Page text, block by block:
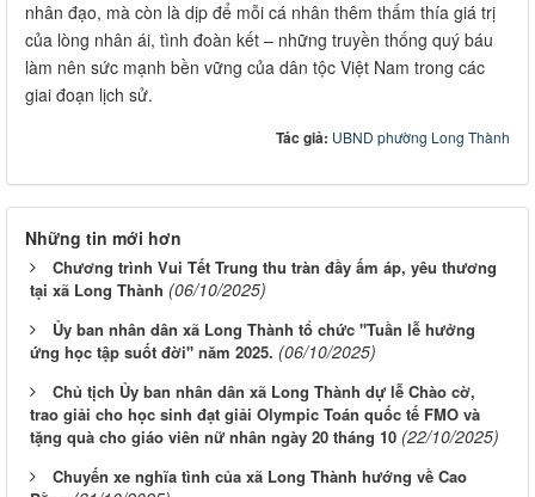
Những tin mới hơn
Ủy ban nhân dân xã Long Thành tổ chức "Tuần lễ hưởng
ứng học tập suốt đời" năm 2025. (06/10/2025)
Chủ tịch Ủy ban nhân dân xã Long Thành dự lễ Chào cờ,
trao giải cho học sinh đạt giải Olympic Toán quốc tế FMO và
tặng quà cho giáo viên nữ nhân ngày 20 tháng 10
Chuyến xe nghĩa tình của xã Long Thành hướng về Cao
Bằng (31/10/2025)
Ấp Suối Trầu tổ chức Ngày hội Đại đoàn kết toàn dân tộc
năm 2025 (10/11/2025)
Xã Long Thành thực hiện đánh giá ngoài trường Trung học
cơ sở Long Thành, trường Mầm non Hoa Mai (26/11/2025)